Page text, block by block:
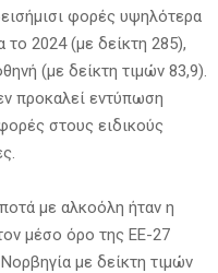
φορές υψηλότερα
το 2024 (με δείκτη 285),
(με δείκτη τιμών 83,9).
προκαλεί εντύπωση
στους ειδικούς
με αλκοόλη ήταν η
μέσο όρο της ΕΕ-27
με δείκτη τιμών